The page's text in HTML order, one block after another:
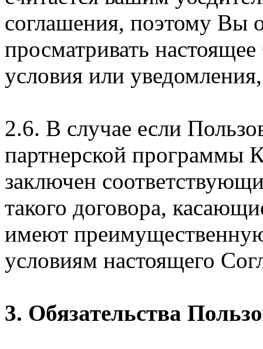
соглашения, поэтому Вы
просматривать
условия или
2.6. В случае если
партнерской программы
заключен
такого договора,
имеют
условиям настоящего
3. Обязательства